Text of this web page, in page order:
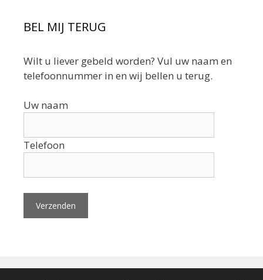
BEL MIJ TERUG
Wilt u liever gebeld worden? Vul uw naam en
telefoonnummer in en wij bellen u terug.
Uw naam
Telefoon